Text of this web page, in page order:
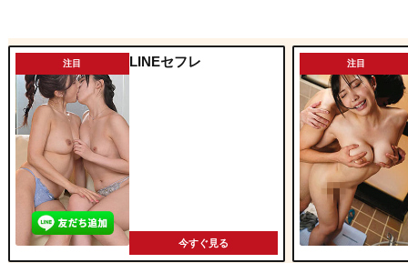
注目 LINEセフレ
今すぐ見る
注目